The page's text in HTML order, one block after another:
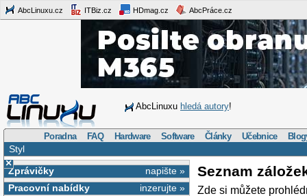
AbcLinuxu.cz ITBiz.cz HDmag.cz AbcPráce.cz
AbcLinuxu hledá autory!
Poradna FAQ Hardware Software Články Učebnice
Styl
×
napište »
Zprávičky
inzerujte »
Pracovní nabídky
Seznam
Zde si můžete